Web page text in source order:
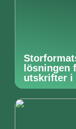
lösningen
utskrifter i